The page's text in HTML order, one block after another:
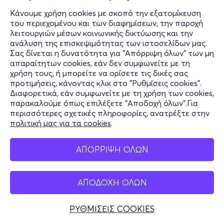
Κάνουμε χρήση cookies με σκοπό την εξατομίκευση
του περιεχομένου και των διαφημίσεων, την παροχή
λειτουργιών μέσων κοινωνικής δικτύωσης και την
ανάλυση της επισκεψιμότητας των ιστοσελίδων μας.
Σας δίνεται η δυνατότητα για "Απόρριψη όλων" των μη
απαραίτητων cookies, εάν δεν συμφωνείτε με τη
χρήση τους, ή μπορείτε να ορίσετε τις δικές σας
προτιμήσεις, κάνοντας κλικ στο "Ρυθμίσεις cookies".
Διαφορετικά, εάν συμφωνείτε με τη χρήση των cookies,
παρακαλούμε όπως επιλέξετε "Αποδοχή όλων".Για
περισσότερες σχετικές πληροφορίες, ανατρέξτε στην
πολιτική μας για τα cookies.
ΑΠΟΡΡΙΨΗ ΟΛΩΝ
ΑΠΟΔΟΧΗ ΟΛΩΝ
ΡΥΘΜΙΣΕΙΣ COOKIES